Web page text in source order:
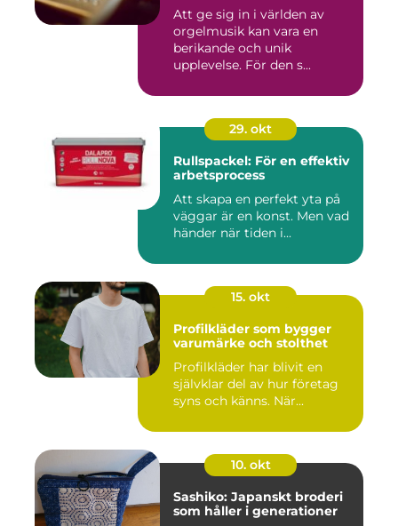
Att ge sig in i världen av
orgelmusik kan vara en
berikande och unik
upplevelse. För den s...
29. okt
Rullspackel: För en effektiv
arbetsprocess
Att skapa en perfekt yta på
väggar är en konst. Men vad
händer när tiden i...
15. okt
Profilkläder som bygger
varumärke och stolthet
Profilkläder har blivit en
självklar del av hur företag
syns och känns. När...
10. okt
Sashiko: Japanskt broderi
som håller i generationer